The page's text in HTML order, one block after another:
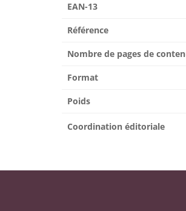
EAN-13
Référence
Nombre de pages de
Format
Poids
Coordination éditoriale